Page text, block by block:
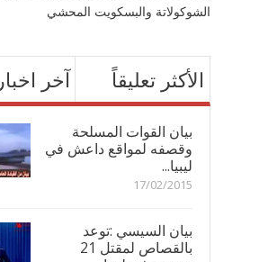
الشوكولاتة والبسكويت المحشي
آخر اخبار الأكثر تعليقاً
بيان القوات المسلحة
وقصفه لمواقع داعش في
ليبيا...
17/02/2015
بيان السيسي :توعد
بالقصاص لمقتل 21